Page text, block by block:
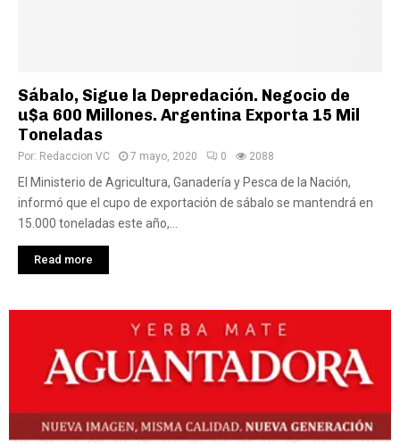
Sábalo, Sigue la Depredación. Negocio de
u$a 600 Millones. Argentina Exporta 15 Mil
Toneladas
Por: Redaccion VC 7 mayo, 2020 0 2088
El Ministerio de Agricultura, Ganadería y Pesca de la Nación,
informó que el cupo de exportación de sábalo se mantendrá en
15.000 toneladas este año,...
Read more